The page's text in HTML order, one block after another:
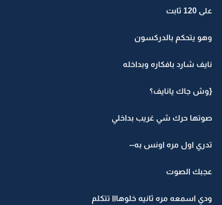
على 120 ثابت
وهو يتحكم بالدركسون
نايف شارد بافكاره وبداخله
{وش جاك يانايف؟
صوتها حرك شي غريب بداخلي
تدري اول مره اونس به--
عجبك الصوت
ودي اسمعه مره ثانيه خلوهااا تتكلم